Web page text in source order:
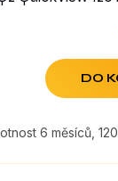
DO
6 měsíců,